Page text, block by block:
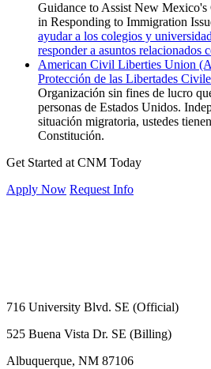
Guidance to Assist New
in Responding to Immigration
ayudar a los colegios y
responder a asuntos relacionados
American Civil Liberties Union
Protección de las Libertades
Organización sin fines de lucro
personas de Estados Unidos.
situación migratoria, ustedes
Constitución.
Get Started at CNM Today
Apply Now Request Info
716 University Blvd. SE (Official)
525 Buena Vista Dr. SE (Billing)
Albuquerque, NM 87106